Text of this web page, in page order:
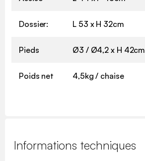
Dossier: L 53 x H 32cm
Pieds Ø3 / Ø4,2 x H 42cm
Poids net 4,5kg / chaise
Informations techniques